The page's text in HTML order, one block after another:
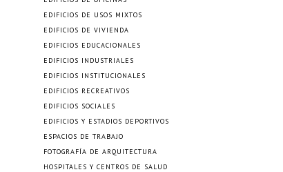
EDIFICIOS DE USOS MIXTOS
EDIFICIOS DE VIVIENDA
EDIFICIOS EDUCACIONALES
EDIFICIOS INDUSTRIALES
EDIFICIOS INSTITUCIONALES
EDIFICIOS RECREATIVOS
EDIFICIOS SOCIALES
EDIFICIOS Y ESTADIOS DEPORTIVOS
ESPACIOS DE TRABAJO
FOTOGRAFÍA DE ARQUITECTURA
HOSPITALES Y CENTROS DE SALUD